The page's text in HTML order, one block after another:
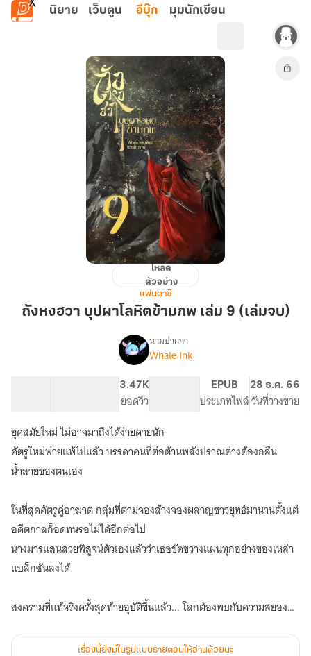
ข้ามไปยังเนื้อหาหลัก
นิยาย เว็บตูน อีบุ๊ก มุมนักเขียน
ฮวา
บุปผา
จบ)
โหลด
ตัวอย่าง
แฟนตาซี
ถังหงฮวา บุปผาโลหิตข้ามภพ เล่ม 9 (เล่มจบ)
เรื่อง
หง
ฮวา
唐
โลหิต
นามปากกา
Whale Ink
3.47K
ยอดวิว
EPUB
ประเภทไฟล์
28 ธ.ค. 66
วันที่วางขาย
ยุคสมัยใหม่ ไม่อาจมาถึงได้ง่ายดายนัก
ศัตรูใหม่พ่ายแพ้ไปแล้ว บรรดาคนที่ต่อต้านพลังปราณต่างต้องกลืน
น้ำลายของตนเอง
ในที่สุดศัตรูคู่อาฆาต กลุ่มที่ตามจองล้างจองผลาญชาวยุทธ์มานานตั้งแต่
อดีตกาลก็อดทนรอไม่ได้อีกต่อไป
นางมารแสนสวยพิสูจน์ตัวเองแล้วว่าเธอขัดขวางแผนทุกอย่างของเหล่า
แบล็กซันลงได้
สงครามที่แท้จริงครั้งสุดท้ายอุบัติขึ้นแล้ว... โลกต้องพบกับความสยองอีก
ท่ามกลางไฟแห่งหายนะที่ลุกโหม ความจริงที่ซ่อนเร้นอยู่ก็เริ่มเปิดเผย
เรื่องนี้ยังมีในรูปแบบรายตอนให้อ่านด้วยนะ